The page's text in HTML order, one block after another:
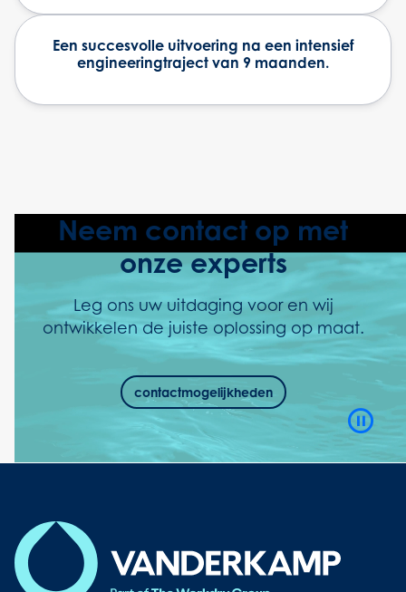
Een succesvolle uitvoering na een intensief
engineeringtraject van 9 maanden.
Video
Neem contact op met
onze experts
Leg ons uw uitdaging voor en wij
ontwikkelen de juiste oplossing op maat.
contactmogelijkheden